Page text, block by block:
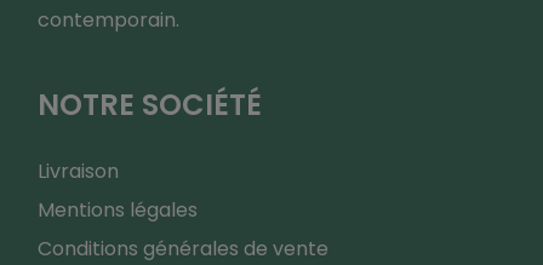
contemporain.
NOTRE SOCIÉTÉ
Livraison
Mentions légales
Conditions générales de vente